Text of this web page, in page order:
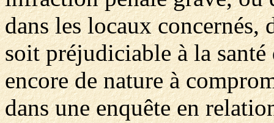
dans les locaux
soit préjudiciable à la santé
encore de nature à
dans une enquête en